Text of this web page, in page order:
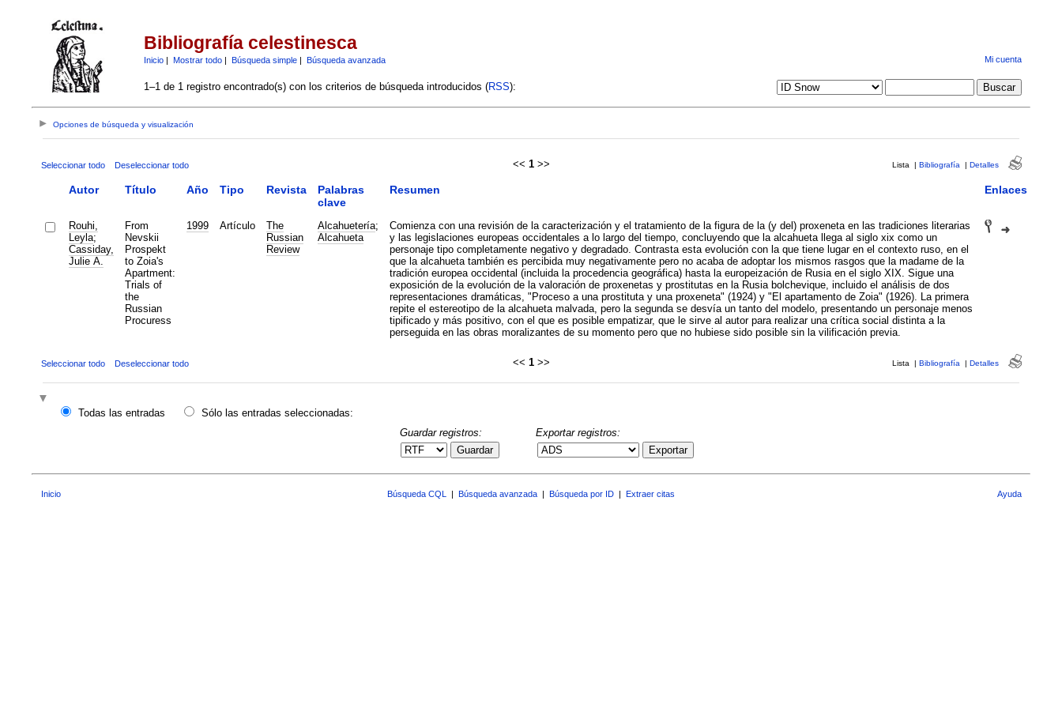
Bibliografía celestinesca
Inicio| Mostrar todo| Búsqueda simple| Búsqueda avanzada Mi cuenta
1–1 de 1 registro encontrado(s) con los criterios de búsqueda introducidos (RSS):
Opciones de búsqueda y visualización
Seleccionar todo Deseleccionar todo << 1 >> Lista | Bibliografía | Detalles
Autor Título Año Tipo Revista
Palabras
clave
Resumen Enlaces
Rouhi,
Leyla;
Cassiday,
Julie A.
From
Nevskii
Prospekt
to Zoia's
Apartment:
Trials of
the
Russian
Procuress
1999 Artículo
The
Russian
Review
Alcahuetería;
Alcahueta
Comienza con una revisión de la caracterización y el tratamiento de la figura de la (y del) proxeneta en las tradiciones literarias
y las legislaciones europeas occidentales a lo largo del tiempo, concluyendo que la alcahueta llega al siglo xix como un
personaje tipo completamente negativo y degradado. Contrasta esta evolución con la que tiene lugar en el contexto ruso, en el
que la alcahueta también es percibida muy negativamente pero no acaba de adoptar los mismos rasgos que la madame de la
tradición europea occidental (incluida la procedencia geográfica) hasta la europeización de Rusia en el siglo XIX. Sigue una
exposición de la evolución de la valoración de proxenetas y prostitutas en la Rusia bolchevique, incluido el análisis de dos
representaciones dramáticas, "Proceso a una prostituta y una proxeneta" (1924) y "El apartamento de Zoia" (1926). La primera
repite el estereotipo de la alcahueta malvada, pero la segunda se desvía un tanto del modelo, presentando un personaje menos
tipificado y más positivo, con el que es posible empatizar, que le sirve al autor para realizar una crítica social distinta a la
perseguida en las obras moralizantes de su momento pero que no hubiese sido posible sin la vilificación previa.
Seleccionar todo Deseleccionar todo << 1 >> Lista | Bibliografía | Detalles
Todas las entradas
Sólo las entradas seleccionadas:
Guardar registros:
Guardar
Exportar registros:
Exportar
Inicio Búsqueda CQL Búsqueda avanzada Búsqueda por ID Extraer citas Ayuda